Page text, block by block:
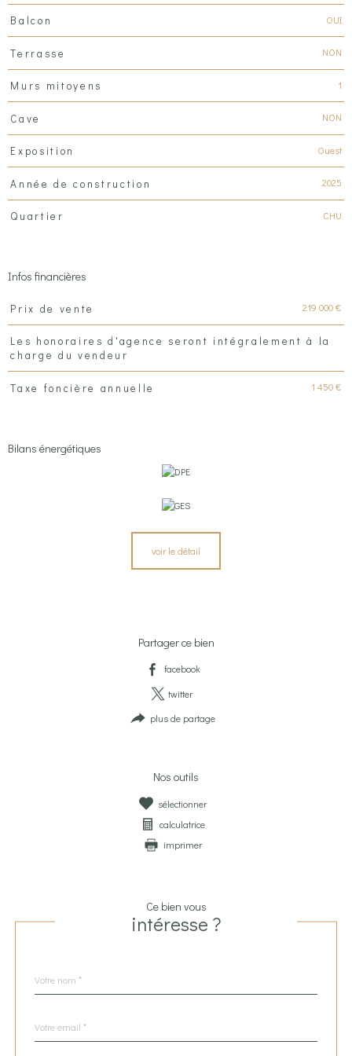
Balcon OUI
Terrasse NON
Murs mitoyens 1
Cave NON
Exposition Ouest
Année de construction 2025
Quartier CHU
Infos financières
Caractéristiques Valeurs
Prix de vente 219 000 €
Les honoraires d'agence seront intégralement à la
charge du vendeur
Taxe foncière annuelle 1 450 €
Bilans énergétiques
voir le détail
Partager ce bien
facebook
twitter
plus de partage
Nos outils
sélectionner
calculatrice
imprimer
Ce bien vous
intéresse ?
par
*
*